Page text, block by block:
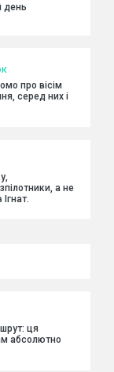
день
про вісім
серед них і
а не
Ігнат.
ця
абсолютно